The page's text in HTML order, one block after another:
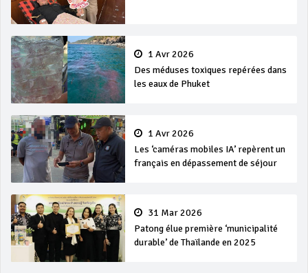
1 Avr 2026
Des méduses toxiques repérées dans
les eaux de Phuket
1 Avr 2026
Les ‘caméras mobiles IA’ repèrent un
français en dépassement de séjour
31 Mar 2026
Patong élue première ‘municipalité
durable’ de Thaïlande en 2025